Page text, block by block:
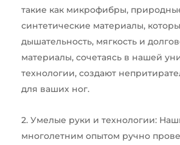
такие как микрофибры,
синтетические материалы,
дышательность, мягкость и
материалы, сочетаясь в нашей
технологии, создают
для ваших ног.
2. Умелые руки и технологии:
многолетним опытом ручно